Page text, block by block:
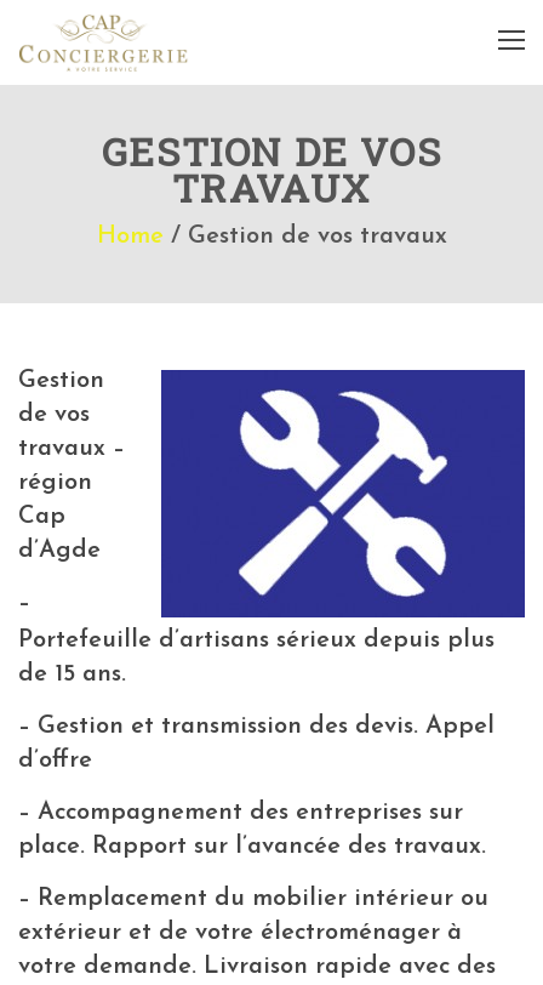
GESTION DE VOS
TRAVAUX
Home / Gestion de vos travaux
Gestion
de vos
travaux –
région
Cap
d’Agde
–
Portefeuille d’artisans sérieux depuis plus
de 15 ans.
– Gestion et transmission des devis. Appel
d’offre
– Accompagnement des entreprises sur
place. Rapport sur l’avancée des travaux.
– Remplacement du mobilier intérieur ou
extérieur et de votre électroménager à
votre demande. Livraison rapide avec des